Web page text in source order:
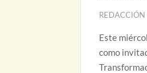
REDACCIÓN
Este
como